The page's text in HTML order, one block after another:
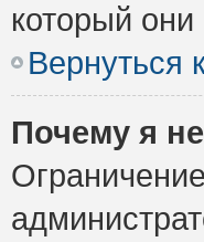
который они
Вернуться
Почему я